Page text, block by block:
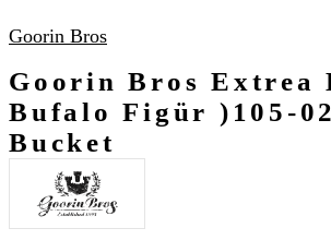
Goorin Bros
Goorin Bros Extrea
Bufalo Figür )105-
Bucket